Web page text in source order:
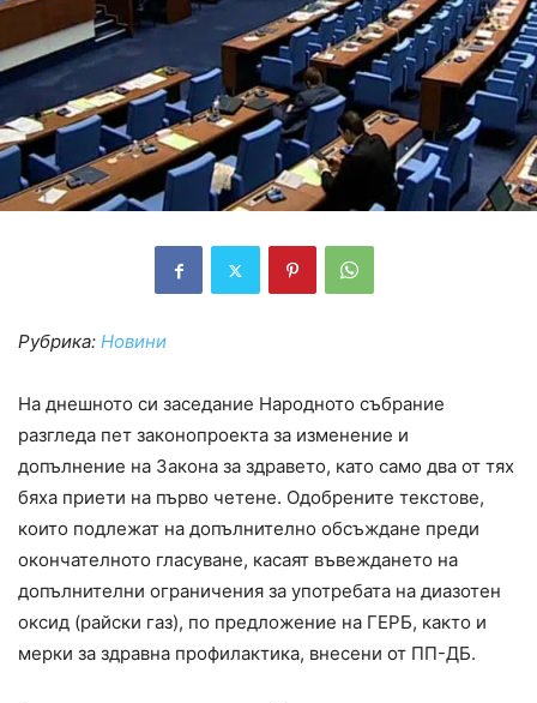
Рубрика: Новини
На днешното си заседание Народното събрание
разгледа пет законопроекта за изменение и
допълнение на Закона за здравето, като само два от тях
бяха приети на първо четене. Одобрените текстове,
които подлежат на допълнително обсъждане преди
окончателното гласуване, касаят въвеждането на
допълнителни ограничения за употребата на диазотен
оксид (райски газ), по предложение на ГЕРБ, както и
мерки за здравна профилактика, внесени от ПП-ДБ.